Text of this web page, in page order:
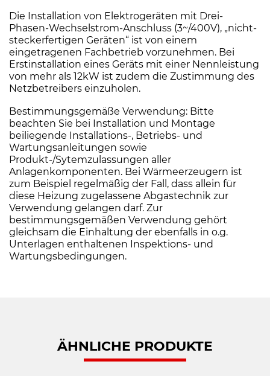
Die Installation von Elektrogeräten mit Drei-
Phasen-Wechselstrom-Anschluss (3~/400V), „nicht-
steckerfertigen Geräten“ ist von einem
eingetragenen Fachbetrieb vorzunehmen. Bei
Erstinstallation eines Geräts mit einer Nennleistung
von mehr als 12kW ist zudem die Zustimmung des
Netzbetreibers einzuholen.
Bestimmungsgemäße Verwendung: Bitte
beachten Sie bei Installation und Montage
beiliegende Installations-, Betriebs- und
Wartungsanleitungen sowie
Produkt-/Sytemzulassungen aller
Anlagenkomponenten. Bei Wärmeerzeugern ist
zum Beispiel regelmäßig der Fall, dass allein für
diese Heizung zugelassene Abgastechnik zur
Verwendung gelangen darf. Zur
bestimmungsgemäßen Verwendung gehört
gleichsam die Einhaltung der ebenfalls in o.g.
Unterlagen enthaltenen Inspektions- und
Wartungsbedingungen.
ÄHNLICHE PRODUKTE